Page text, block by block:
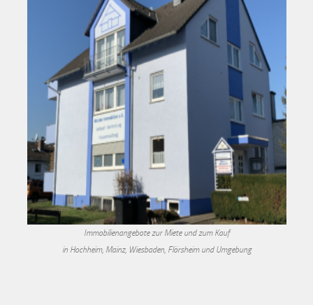
Immobilienangebote zur Miete und zum Kauf
in Hochheim, Mainz, Wiesbaden, Flörsheim und Umgebung